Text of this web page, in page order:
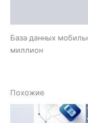
База данных
миллион
Похожие